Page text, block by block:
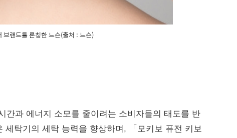
브랜드를 론칭한 느슨(출처 : 느슨)
간과 에너지 소모를 줄이려는 소비자들의 태도를 반
탁기의 세탁 능력을 향상하며, 「모키보 퓨전 키보